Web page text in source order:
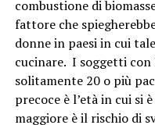
combustione di
fattore che
donne in paesi in cui
cucinare. I soggetti con
solitamente 20 o più
precoce è l’età in cui si
maggiore è il rischio di